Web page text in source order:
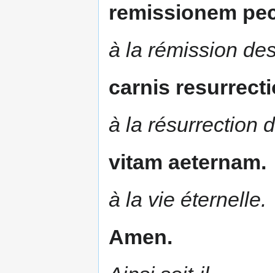
remissionem
à la rémission
carnis
à la résurrection
vitam aeternam.
à la vie éternelle.
Amen.